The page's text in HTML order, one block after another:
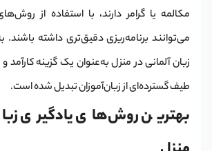
مکالمه یا گرامر دارند، با استفاده از
می‌توانند برنامه‌ریزی دقیق‌تری داشته باشند.
زبان آلمانی در منزل به‌عنوان یک گزینه کارآمد
طیف گسترده‌ای از زبان‌آموزان تبدیل شده است.
بهترین روش‌های یادگیری